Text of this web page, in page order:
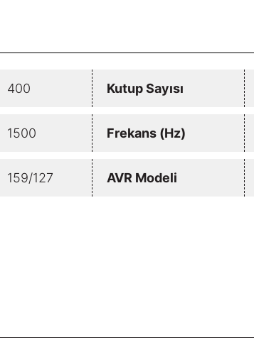
400 Kutup Sayısı
1500 Frekans (Hz)
159/127 AVR Modeli